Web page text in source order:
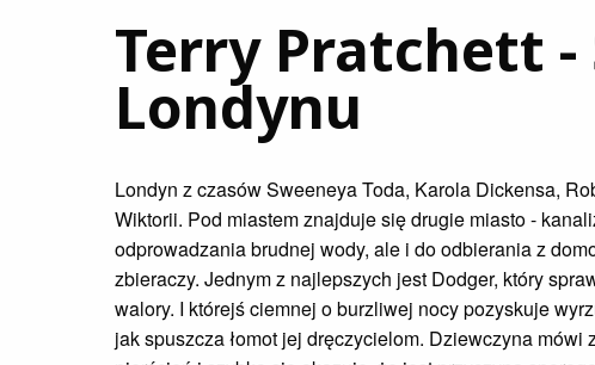
Terry Pratchett -
Londynu
Londyn z czasów Sweeneya Toda, Karola Dickensa,
Wiktorii. Pod miastem znajduje się drugie miasto -
odprowadzania brudnej wody, ale i do odbierania z
zbieraczy. Jednym z najlepszych jest Dodger, który
walory. I którejś ciemnej o burzliwej nocy pozyskuje
jak spuszcza łomot jej dręczycielom. Dziewczyna